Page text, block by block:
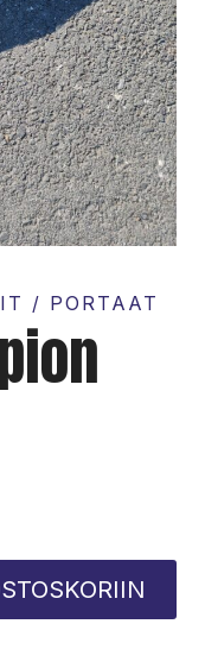
/ PORTAAT